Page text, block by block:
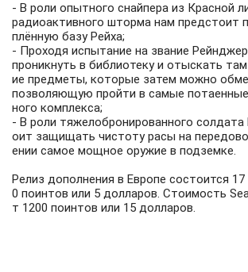
- В роли опытного снайпера из Красной
радиоактивного шторма нам предстоит
плённую базу Рейха;
- Проходя испытание на звание
проникнуть в библиотеку и отыскать
ие предметы, которые затем можно
позволяющую пройти в самые потаенные
ного комплекса;
- В роли тяжелобронированного солдата
оит защищать чистоту расы на
ении самое мощное оружие в подземке.
Релиз дополнения в Европе состоится
0 поинтов или 5 долларов. Стоимость
т 1200 поинтов или 15 долларов.